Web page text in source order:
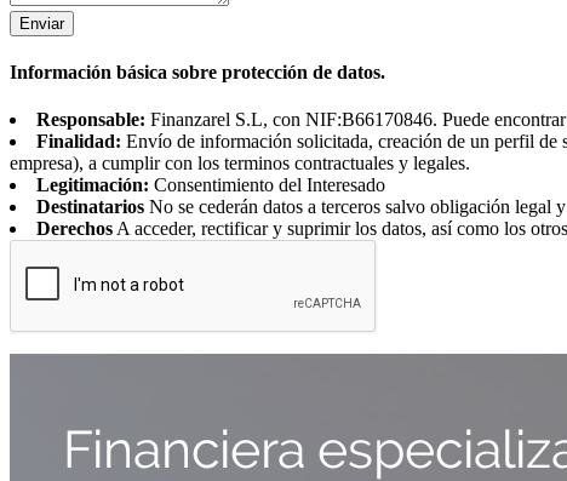
Enviar
Información básica sobre protección de datos.
Responsable: Finanzarel S.L, con NIF:B66170846. Puede
Finalidad: Envío de información solicitada, creación de un perfil de
empresa), a cumplir con los terminos contractuales y legales.
Legitimación: Consentimiento del Interesado
Destinatarios No se cederán datos a terceros salvo obligación legal
Derechos A acceder, rectificar y suprimir los datos, así como los